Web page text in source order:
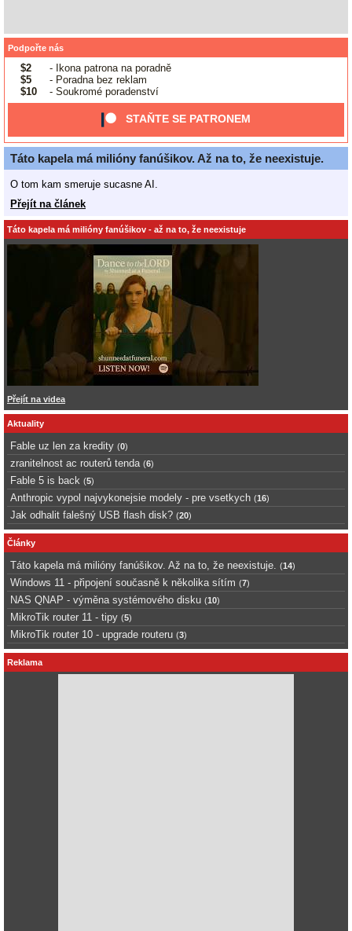
Podpořte nás
$2
- Ikona patrona na poradně
$5
- Poradna bez reklam
$10
- Soukromé poradenství
STAŇTE SE PATRONEM
Táto kapela má milióny fanúšikov. Až na to, že neexistuje.
O tom kam smeruje sucasne AI.
Přejít na článek
Táto kapela má milióny fanúšikov - až na to, že neexistuje
Přejít na videa
Aktuality
Fable uz len za kredity (0)
zranitelnost ac routerů tenda (6)
Fable 5 is back (5)
Anthropic vypol najvykonejsie modely - pre vsetkych (16)
Jak odhalit falešný USB flash disk? (20)
Články
Táto kapela má milióny fanúšikov. Až na to, že neexistuje. (14)
Windows 11 - připojení současně k několika sítím (7)
NAS QNAP - výměna systémového disku (10)
MikroTik router 11 - tipy (5)
MikroTik router 10 - upgrade routeru (3)
Reklama